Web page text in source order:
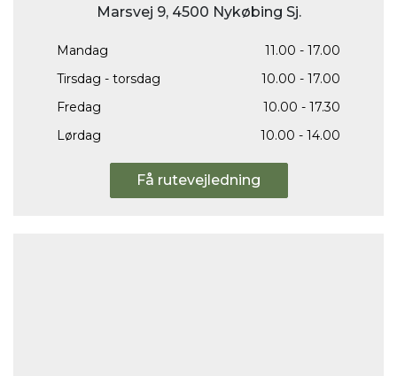
Marsvej 9, 4500 Nykøbing Sj.
Mandag
11.00 - 17.00
Tirsdag - torsdag
10.00 - 17.00
Fredag
10.00 - 17.30
Lørdag
10.00 - 14.00
Få rutevejledning